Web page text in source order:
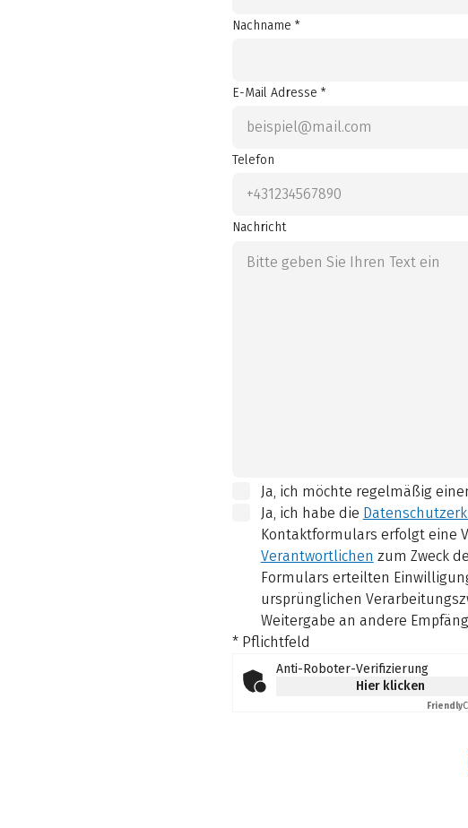
Nachname *
E-Mail Adresse *
Telefon
Nachricht
Ja, ich möchte regelmäßig
Ja, ich habe die
Kontaktformulars erfolgt eine
Verantwortlichen zum Zweck
Formulars erteilten
ursprünglichen
Weitergabe an andere
* Pflichtfeld
Anti-Roboter-Verifizierung
Hier klicken
Friendly